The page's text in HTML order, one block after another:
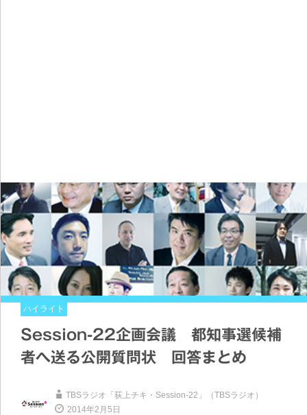
ハイライト
Session-22企画会議 都知事選候補
者へ送る公開質問状 回答まとめ
TBSラジオ「荻上チキ・Session-22」（TBSラジオ）
2014年2月5日